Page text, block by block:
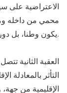
الاعتراضية على
محمي من داخله ومن
يكون وطنا، بل دورا متأثرا ومنفعلا.
العقبة الثانية
التأثر بالمعادلة
الإقليمية من